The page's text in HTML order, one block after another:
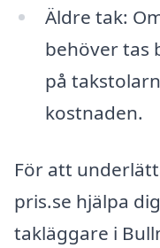
Äldre tak:
behöver tas
på
kostnaden.
För att
pris.se hjälpa
takläggare i